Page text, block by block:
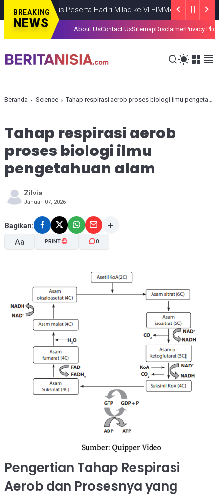
BREAKING
NEWS
Seratus Peserta Hadiri Milad ke-VI HIMMAH DIY Bertema
About UsContact UsSitemapDisclaimerPrivacy Plice
Beranda Science Tahap respirasi aerob proses biologi ilmu pengetahuan alam
Tahap respirasi aerob
proses biologi ilmu
pengetahuan alam
Zilvia
Januari 07, 2026
Bagikan:
Aa
A+
PRINT 0
Pengertian Tahap Respirasi
Aerob dan Prosesnya yang